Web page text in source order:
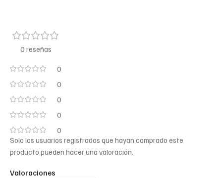
0 reseñas
0
0
0
0
0
Valoraciones
Solo los usuarios registrados que hayan comprado este
producto pueden hacer una valoración.